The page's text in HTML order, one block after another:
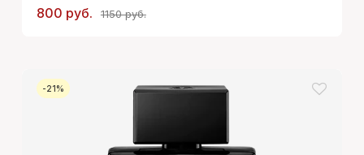
800 руб. 1150 руб.
-21%